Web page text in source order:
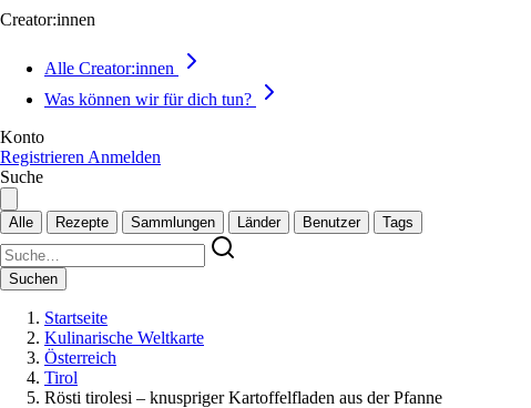
Creator:innen
Alle Creator:innen
Was können wir für dich tun?
Konto
Registrieren Anmelden
Suche
Alle Rezepte Sammlungen Länder Benutzer Tags
Suchen
Startseite
Kulinarische Weltkarte
Österreich
Tirol
Rösti tirolesi – knuspriger Kartoffelfladen aus der Pfanne